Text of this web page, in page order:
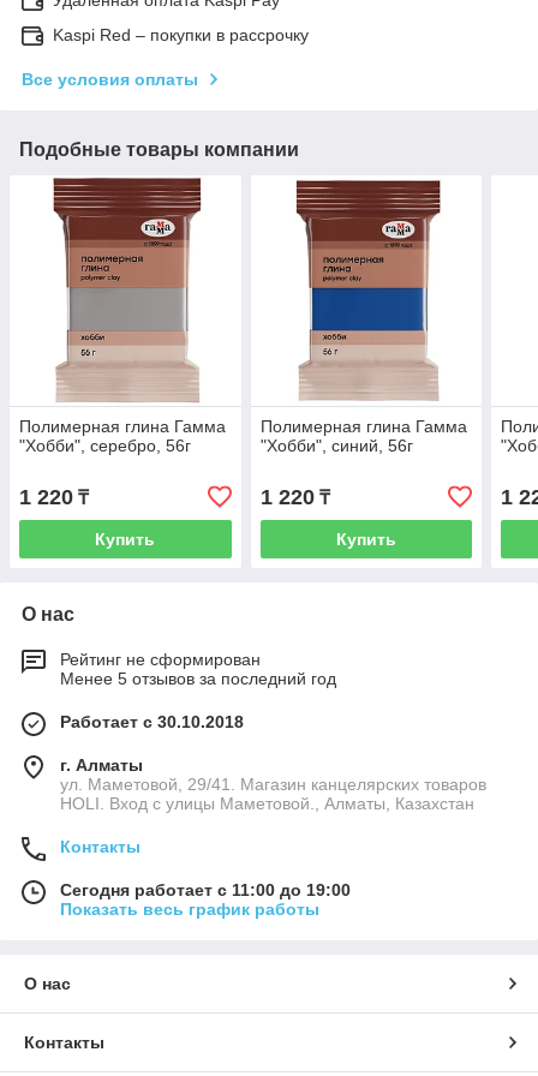
Kaspi Red – покупки в рассрочку
Все условия оплаты
Подобные товары компании
Полимерная глина Гамма
"Хобби", серебро, 56г
1 220 ₸
Купить
Полимерная глина Гамма
"Хобби", синий, 56г
1 220₸
Купить
1
О нас
Рейтинг не сформирован
Менее 5 отзывов за последний год
Работает с 30.10.2018
г. Алматы
ул. Маметовой, 29/41. Магазин канцелярских товаров
HOLI. Вход с улицы Маметовой., Алматы, Казахстан
Контакты
Сегодня работает с 11:00 до 19:00
Показать весь график работы
О нас
Контакты